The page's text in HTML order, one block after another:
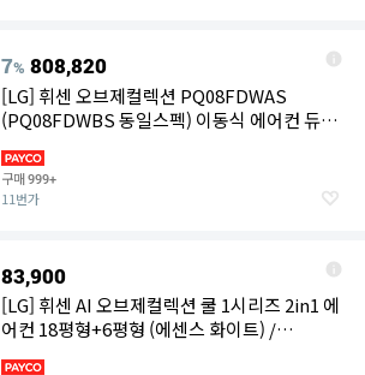
7% 808,820
[LG] 휘센 오브제컬렉션 PQ08FDWAS
(PQ08FDWBS 동일스펙) 이동식 에어컨 듀얼
구매999+
11번가
83,900
[LG] 휘센 AI 오브제컬렉션 쿨 1시리즈 2in1 에
어컨 18평형+6평형 (에센스 화이트) /